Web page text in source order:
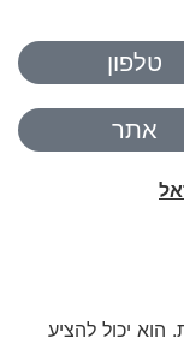
טלפון
אתר
הוא יכול להציע